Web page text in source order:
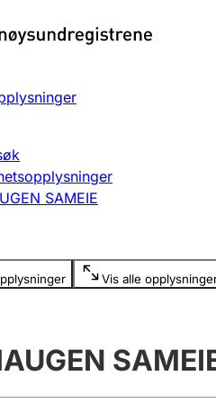
slette
SAMEIE
Vis alle
er skjult